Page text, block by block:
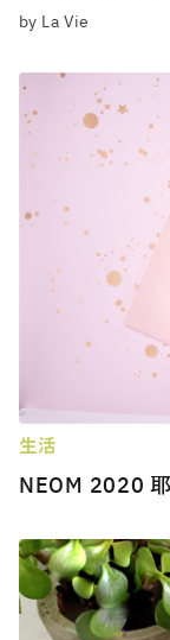
by La Vie
生活
NEOM 2020